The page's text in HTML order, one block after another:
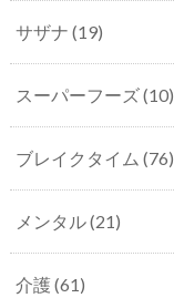
サザナ (19)
スーパーフーズ(10)
ブレイクタイム (76)
メンタル(21)
介護(61)